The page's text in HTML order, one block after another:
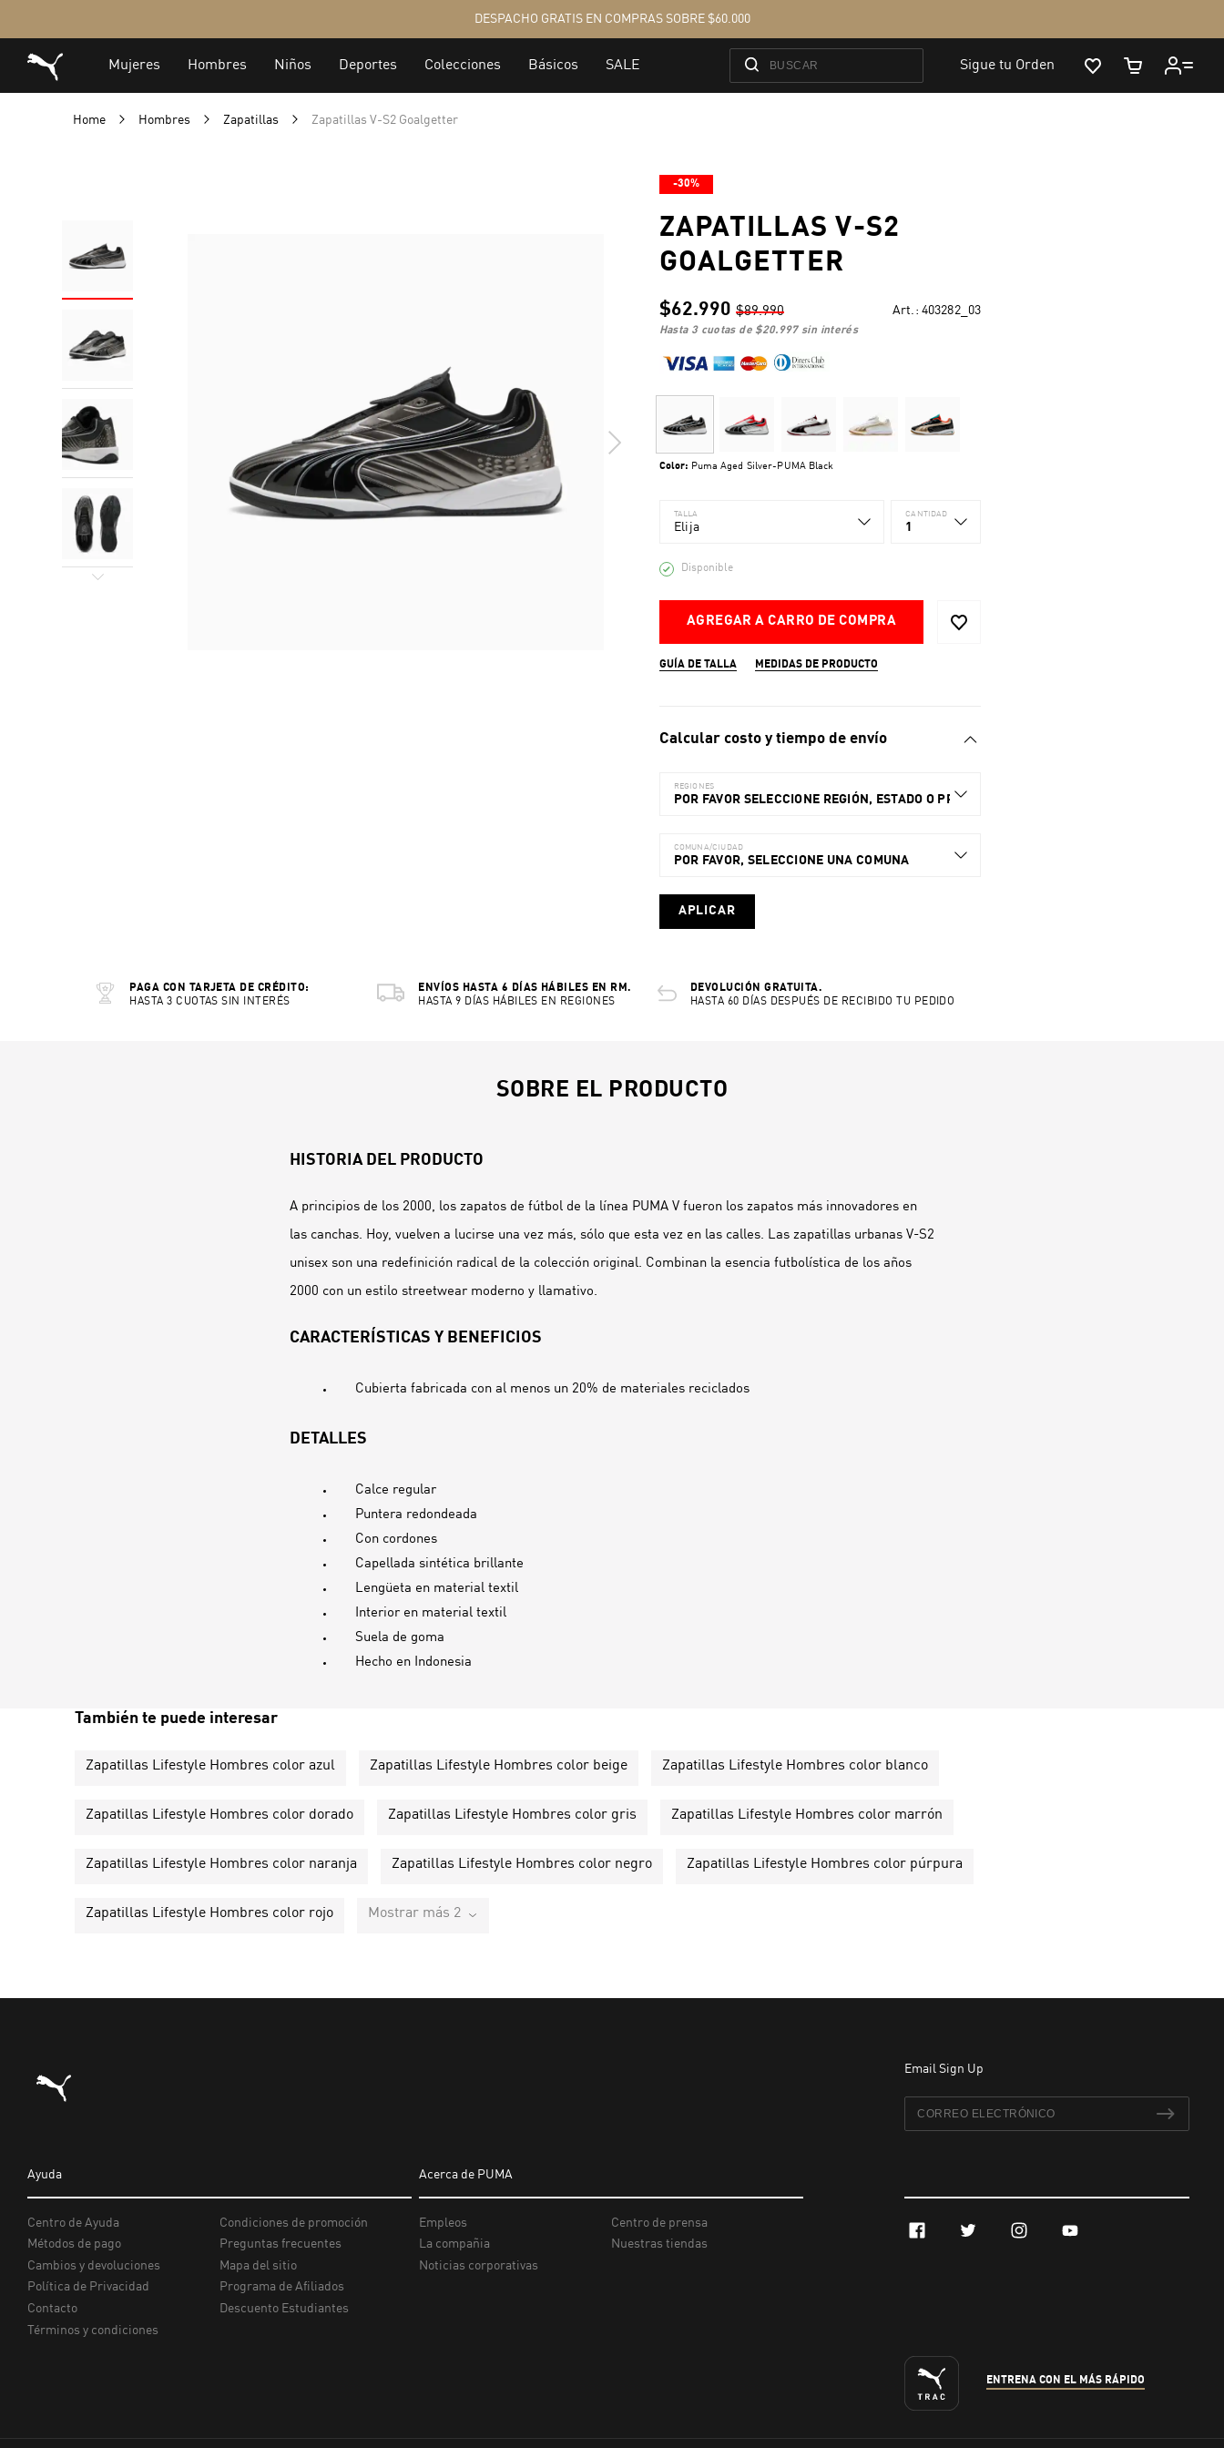
Home Hombres Zapatillas Zapatillas V-S2 Goalgetter
-30%
ZAPATILLAS V-S2
GOALGETTER
$62.990 $89.990 Art.: 403282_03
hasta 3 cuotas de $20.997sin interés
Color: Puma Aged Silver-PUMA Black
TALLA
Elija
CANTIDAD
1
Disponible
AGREGAR A CARRO DE COMPRA
GUÍA DE TALLA MEDIDAS DE PRODUCTO
Calcular costo y tiempo de envío
REGIONES
POR FAVOR SELECCIONE REGIÓN, ESTADO O PROVINCIA.
COMUNA/CIUDAD
POR FAVOR, SELECCIONE UNA COMUNA
APLICAR
PAGA CON TARJETA DE CRÉDITO:
HASTA 3 CUOTAS SIN INTERÉS
ENVÍOS HASTA 6 DÍAS HÁBILES EN RM.
HASTA 9 DÍAS HÁBILES EN REGIONES
DEVOLUCIÓN GRATUITA.
HASTA 60 DÍAS DESPUÉS DE RECIBIDO TU PEDIDO
SOBRE EL PRODUCTO
HISTORIA DEL PRODUCTO
A principios de los 2000, los zapatos de fútbol de la línea PUMA V fueron los zapatos más innovadores en
las canchas. Hoy, vuelven a lucirse una vez más, sólo que esta vez en las calles. Las zapatillas urbanas V-S2
unisex son una redefinición radical de la colección original. Combinan la esencia futbolística de los años
2000 con un estilo streetwear moderno y llamativo.
CARACTERÍSTICAS Y BENEFICIOS
Cubierta fabricada con al menos un 20% de materiales reciclados
DETALLES
Calce regular
Puntera redondeada
Con cordones
Capellada sintética brillante
Lengüeta en material textil
Interior en material textil
Suela de goma
Hecho en Indonesia
También te puede interesar
Zapatillas Lifestyle Hombres color azul Zapatillas Lifestyle Hombres color beige Zapatillas Lifestyle Hombres color blanco
Zapatillas Lifestyle Hombres color dorado Zapatillas Lifestyle Hombres color gris Zapatillas Lifestyle Hombres color marrón
Zapatillas Lifestyle Hombres color naranja Zapatillas Lifestyle Hombres color negro Zapatillas Lifestyle Hombres color púrpura
Zapatillas Lifestyle Hombres color rojo Mostrar más 2